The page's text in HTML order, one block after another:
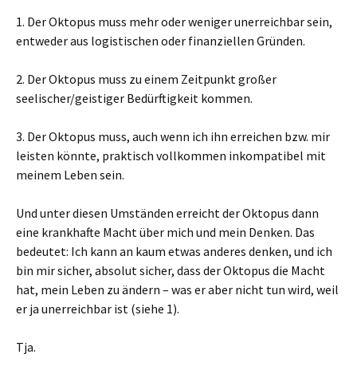
1. Der Oktopus muss mehr oder weniger unerreichbar sein,
entweder aus logistischen oder finanziellen Gründen.
2. Der Oktopus muss zu einem Zeitpunkt großer
seelischer/geistiger Bedürftigkeit kommen.
3. Der Oktopus muss, auch wenn ich ihn erreichen bzw. mir
leisten könnte, praktisch vollkommen inkompatibel mit
meinem Leben sein.
Und unter diesen Umständen erreicht der Oktopus dann
eine krankhafte Macht über mich und mein Denken. Das
bedeutet: Ich kann an kaum etwas anderes denken, und ich
bin mir sicher, absolut sicher, dass der Oktopus die Macht
hat, mein Leben zu ändern – was er aber nicht tun wird, weil
er ja unerreichbar ist (siehe 1).
Tja.